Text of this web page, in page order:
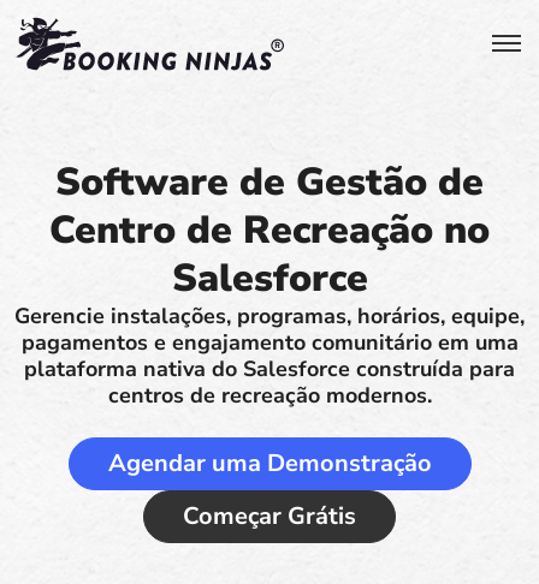
Software de Gestão de
Centro de Recreação no
Salesforce
Gerencie instalações, programas, horários, equipe,
pagamentos e engajamento comunitário em uma
plataforma nativa do Salesforce construída para
centros de recreação modernos.
Agendar uma Demonstração
Começar Grátis